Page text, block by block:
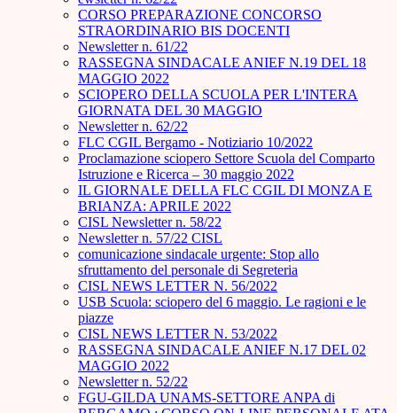
CORSO PREPARAZIONE CONCORSO
STRAORDINARIO BIS DOCENTI
Newsletter n. 61/22
RASSEGNA SINDACALE ANIEF N.19 DEL 18
MAGGIO 2022
SCIOPERO DELLA SCUOLA PER L'INTERA
GIORNATA DEL 30 MAGGIO
Newsletter n. 62/22
FLC CGIL Bergamo - Notiziario 10/2022
Proclamazione sciopero Settore Scuola del Comparto
Istruzione e Ricerca – 30 maggio 2022
IL GIORNALE DELLA FLC CGIL DI MONZA E
BRIANZA: APRILE 2022
CISL Newsletter n. 58/22
Newsletter n. 57/22 CISL
comunicazione sindacale urgente: Stop allo
sfruttamento del personale di Segreteria
CISL NEWS LETTER N. 56/2022
USB Scuola: sciopero del 6 maggio. Le ragioni e le
piazze
CISL NEWS LETTER N. 53/2022
RASSEGNA SINDACALE ANIEF N.17 DEL 02
MAGGIO 2022
Newsletter n. 52/22
FGU-GILDA UNAMS-SETTORE ANPA di